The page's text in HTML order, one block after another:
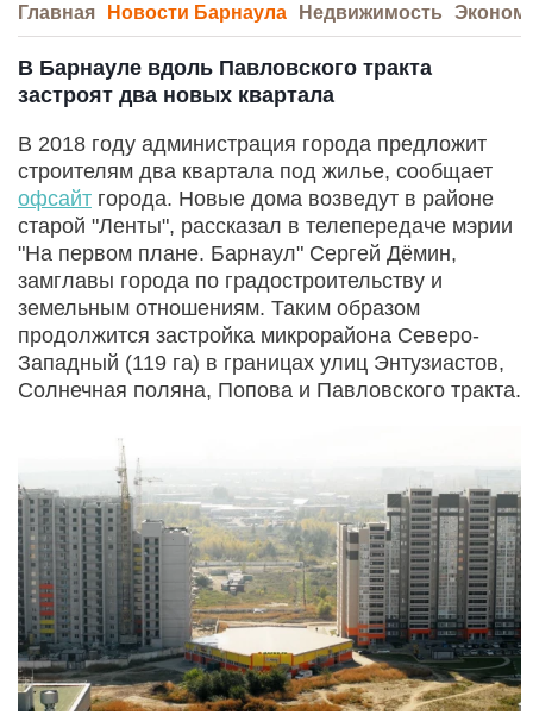
Главная Новости Барнаула Недвижимость
В Барнауле вдоль Павловского тракта
застроят два новых квартала
В 2018 году администрация города предложит
строителям два квартала под жилье, сообщает
офсайт города. Новые дома возведут в районе
старой "Ленты", рассказал в телепередаче мэрии
"На первом плане. Барнаул" Сергей Дёмин,
замглавы города по градостроительству и
земельным отношениям. Таким образом
продолжится застройка микрорайона Северо-
Западный (119 га) в границах улиц Энтузиастов,
Солнечная поляна, Попова и Павловского тракта.